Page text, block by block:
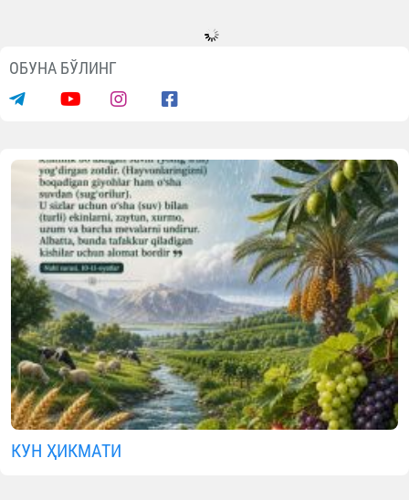
Видеолар
Фарғонада 35 нафар болажонга
07.08.2026 1745 1 min.
www.vaqf.uz
Видеолавҳалар
МАЪЛУМОТНИ ИЖТИМОИЙ ТАРМОҚЛАРДА УЛАШИНГ